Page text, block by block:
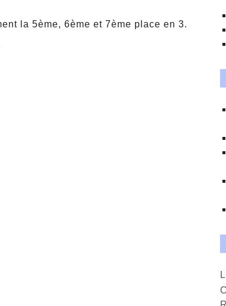
la 5ème, 6ème et 7ème place en 3.